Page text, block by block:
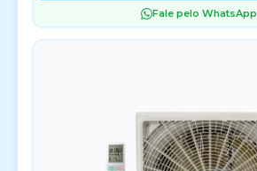
Fale pelo WhatsApp